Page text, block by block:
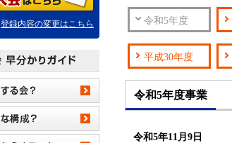
令和5年度
平成30年度
令和5年度事業
令和5年11月9日
登録内容の変更はこちら